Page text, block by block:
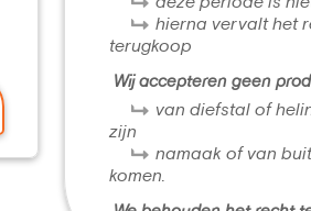
deze periode is
hierna vervalt het
terugkoop
Wij accepteren geen
van diefstal of
zijn
namaak of van
komen.